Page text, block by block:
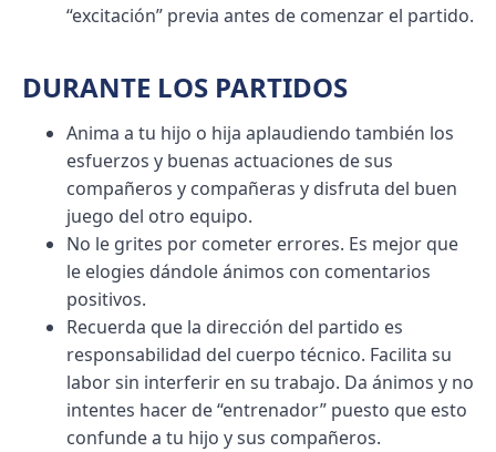
“excitación” previa antes de comenzar el partido.
DURANTE LOS PARTIDOS
Anima a tu hijo o hija aplaudiendo también los
esfuerzos y buenas actuaciones de sus
compañeros y compañeras y disfruta del buen
juego del otro equipo.
No le grites por cometer errores. Es mejor que
le elogies dándole ánimos con comentarios
positivos.
Recuerda que la dirección del partido es
responsabilidad del cuerpo técnico. Facilita su
labor sin interferir en su trabajo. Da ánimos y no
intentes hacer de “entrenador” puesto que esto
confunde a tu hijo y sus compañeros.